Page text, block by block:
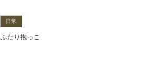
日常
ふたり抱っこ